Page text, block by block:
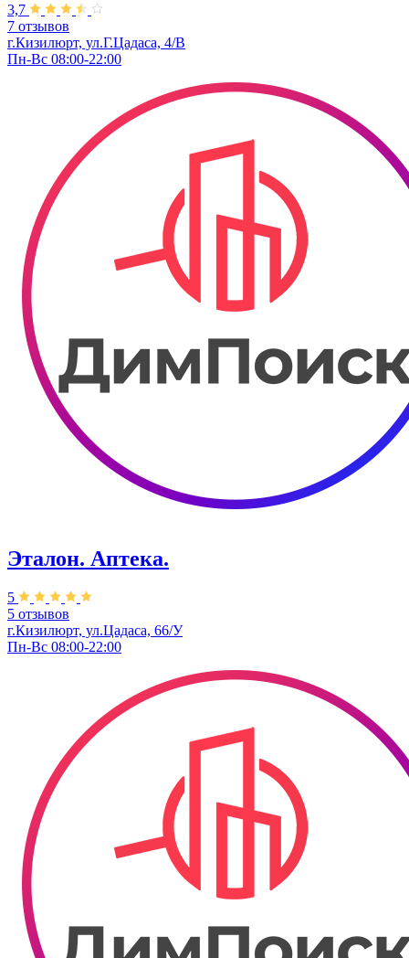
3,7
7 отзывов
г.Кизилюрт, ​ул.Г.Цадаса, 4/В
Пн-Вс 08:00-22:00
Эталон. Аптека.
5
5 отзывов
г.Кизилюрт, ​ул.Цадаса, 66/У
Пн-Вс 08:00-22:00